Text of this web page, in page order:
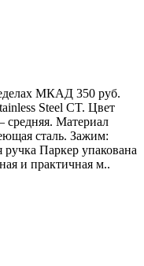
МКАД 350 руб.
Steel CT. Цвет
средняя. Материал
сталь. Зажим:
Паркер упакована
и практичная м..